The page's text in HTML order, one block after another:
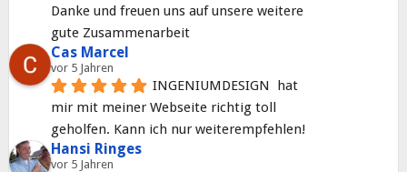
Danke und freuen uns auf unsere weitere
gute Zusammenarbeit
Cas Marcel
vor 5 Jahren
INGENIUMDESIGN  hat
mir mit meiner Webseite richtig toll
geholfen. Kann ich nur weiterempfehlen!
Hansi Ringes
vor 5 Jahren